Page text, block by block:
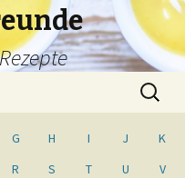
Suche
nach:
G H I J
K
R S T U
V